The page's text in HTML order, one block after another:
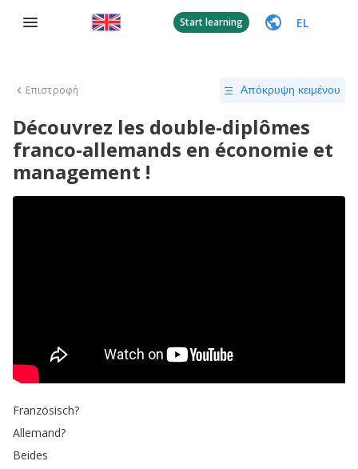
Start learning EL
Επιστροφή Απόκρυψη κειμένου
Découvrez les double-diplômes
franco-allemands en économie et
management !
Französisch?
Allemand?
Beides